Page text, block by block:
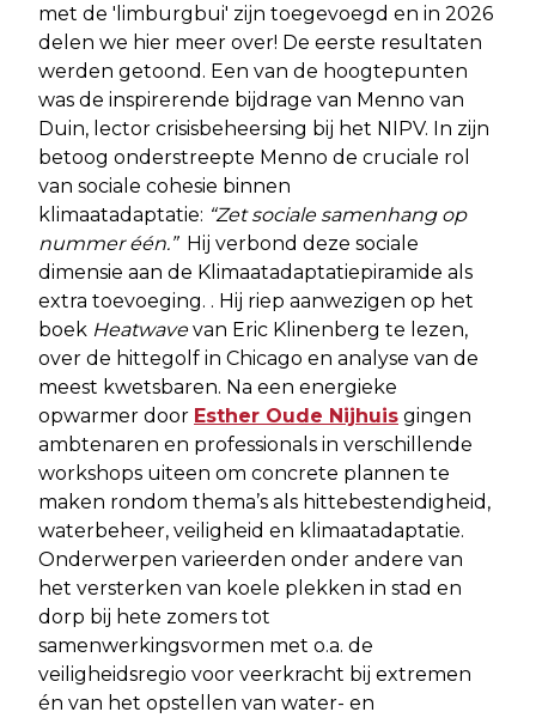
met de 'limburgbui' zijn toegevoegd en in 2026
delen we hier meer over! De eerste resultaten
werden getoond. Een van de hoogtepunten
was de inspirerende bijdrage van Menno van
Duin, lector crisisbeheersing bij het NIPV. In zijn
betoog onderstreepte Menno de cruciale rol
van sociale cohesie binnen
klimaatadaptatie: “Zet sociale samenhang op
nummer één.”Hij verbond deze sociale
dimensie aan de Klimaatadaptatiepiramide als
extra toevoeging. . Hij riep aanwezigen op het
boek Heatwavevan Eric Klinenberg te lezen,
over de hittegolf in Chicago en analyse van de
meest kwetsbaren. Na een energieke
opwarmer door Esther Oude Nijhuis gingen
ambtenaren en professionals in verschillende
workshops uiteen om concrete plannen te
maken rondom thema’s als hittebestendigheid,
waterbeheer, veiligheid en klimaatadaptatie.
Onderwerpen varieerden onder andere van
het versterken van koele plekken in stad en
dorp bij hete zomers tot
samenwerkingsvormen met o.a. de
veiligheidsregio voor veerkracht bij extremen
én van het opstellen van water- en